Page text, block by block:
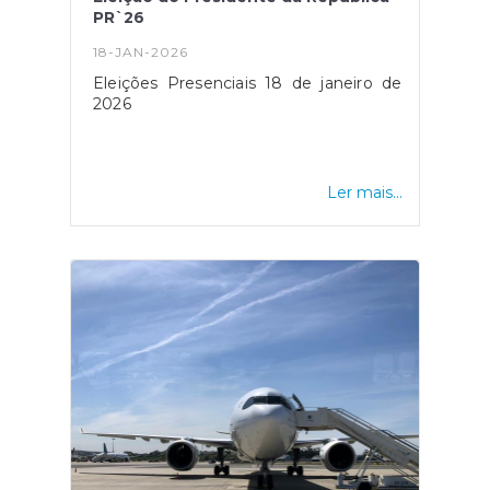
PR`26
18-JAN-2026
Eleições Presenciais 18 de janeiro de
2026
Ler mais...